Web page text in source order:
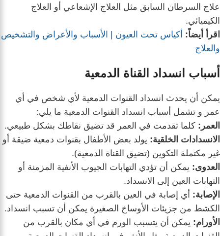
علاج السرطان السابق مثل العلاج الإشعاعي أو العلاج
الكيميائي.
اقرأ أيضاً: أكياس تحت العيون | الأسباب والأعراض والتشخيص
والعلاج
أسباب انسداد القناة الدمعية
يمكن أن يحدث انسداد القنوات الدمعية لأي شخص في أي
عمر و تشمل أسباب انسداد القنوات الدمعية ما يلي:
العمر: كلما تقدمت في العمر قد تضيق نقاطك بشكل طبيعي.
الانسدادات الخلقية: يولد بعض الأطفال بقنوات دمعية ضيقة أو
غير مكتملة التكوين (تضيق القناة الدمعية).
العدوى: يمكن أن تؤدي التهابات الجيوب الأنفية المزمنة أو
التهابات العين إلى الانسداد.
الإصابة: أي إصابة في العين بالقرب من القنوات الدمعية حتى
الكشط من جزيئات الأوساخ الصغيرة يمكن أن تسبب انسداد.
الأورام: يمكن أن يتسبب الورم في أي مكان بالقرب من